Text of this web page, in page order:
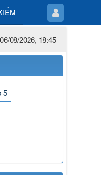
08/2026, 18:45
5